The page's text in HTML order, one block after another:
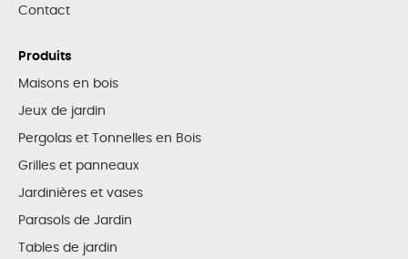
Contact
Produits
Maisons en bois
Jeux de jardin
Pergolas et Tonnelles en Bois
Grilles et panneaux
Jardinières et vases
Parasols de Jardin
Tables de jardin